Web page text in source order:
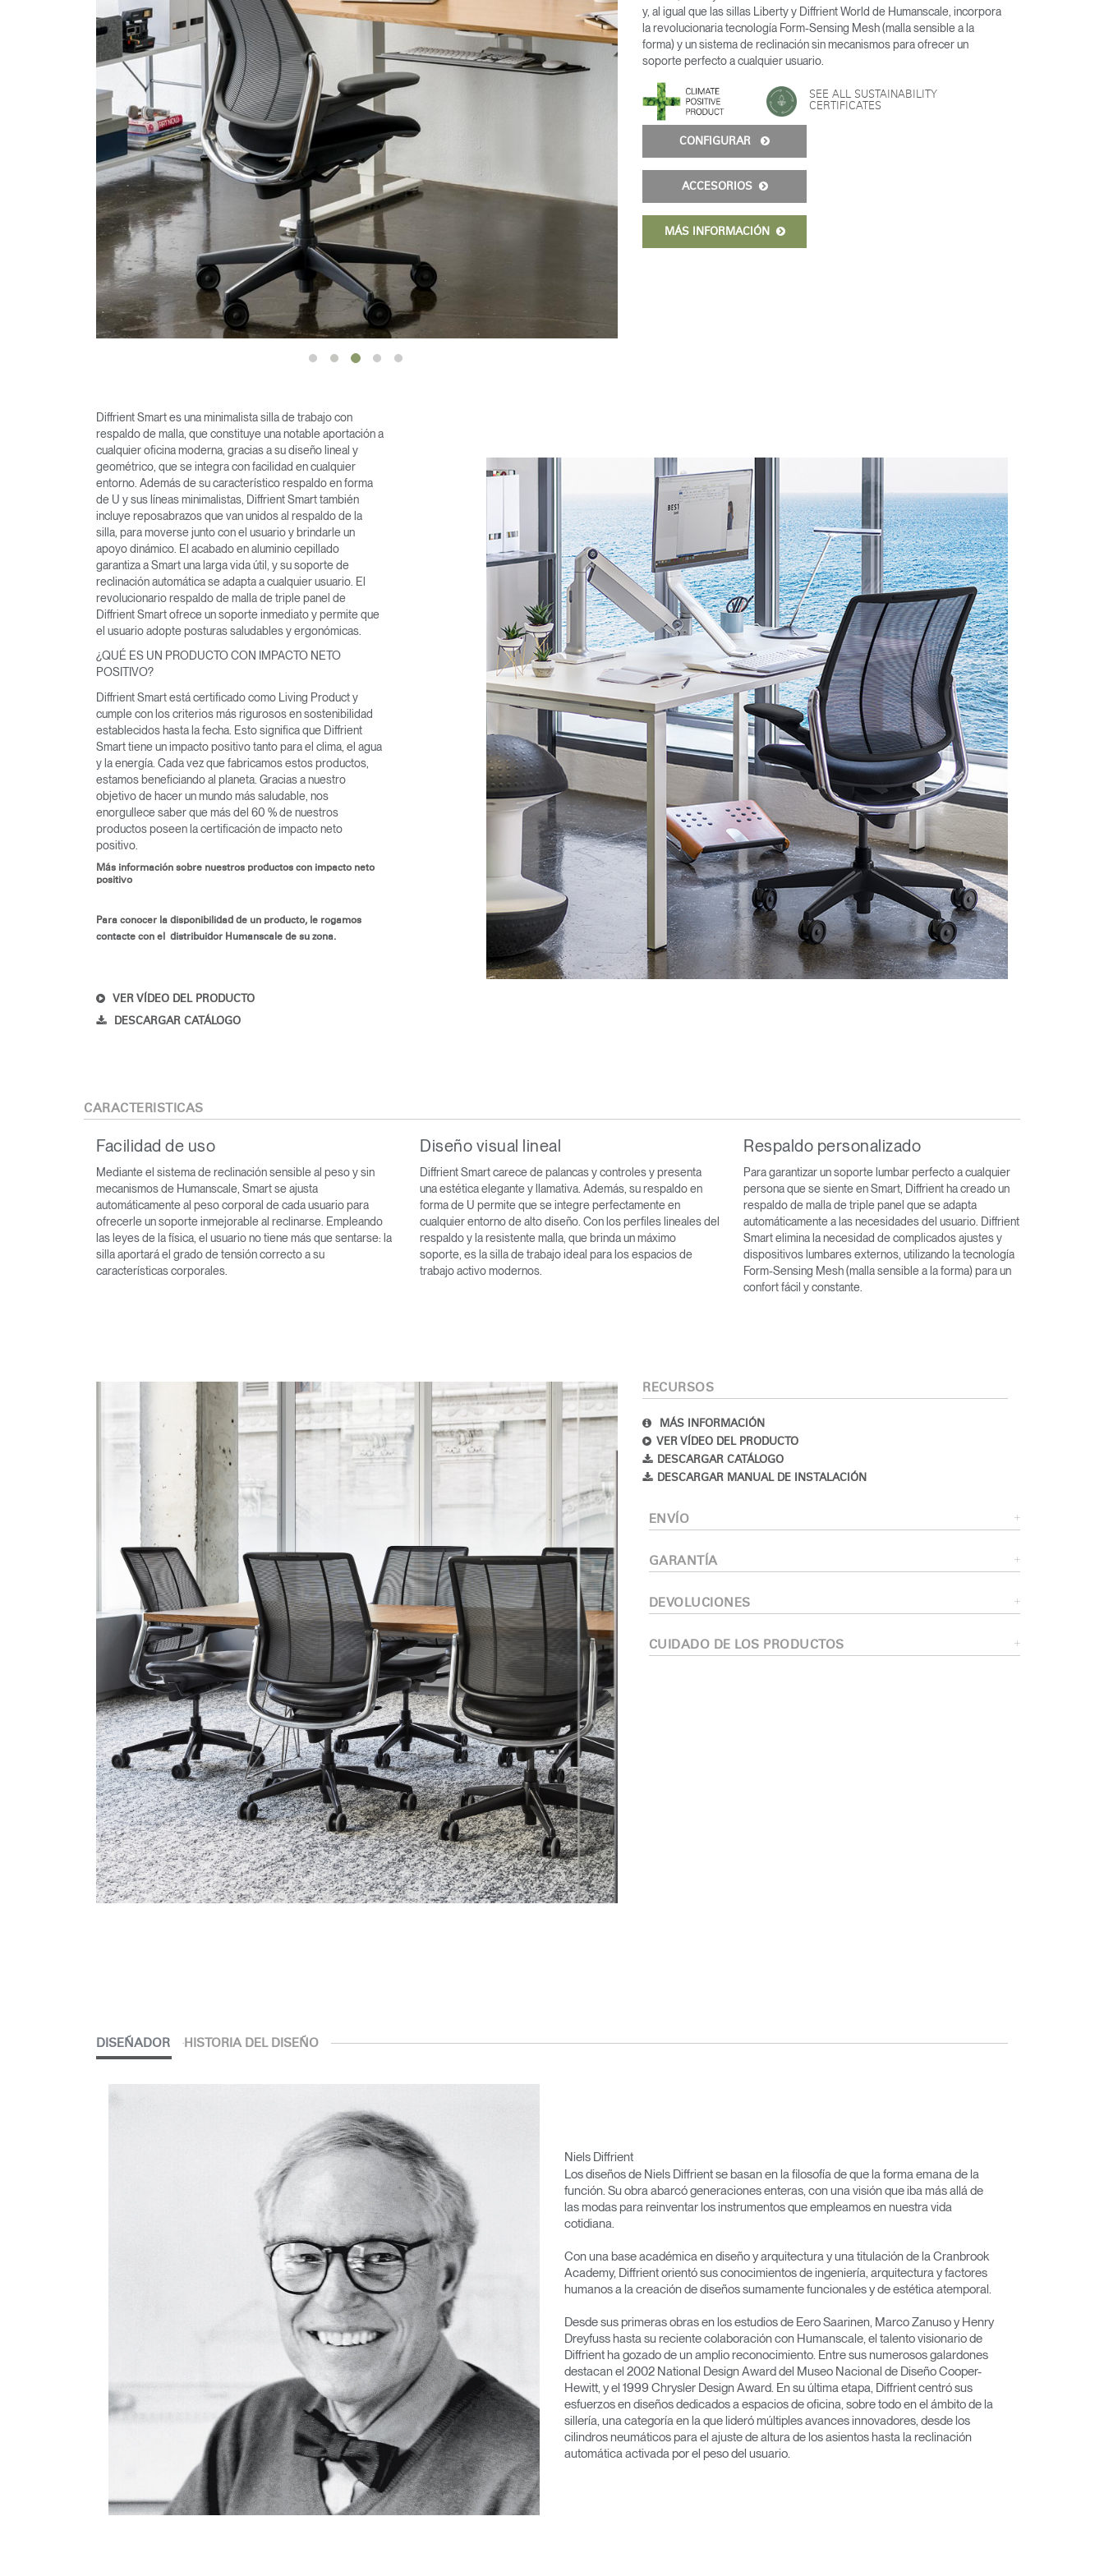
ORGANIZACIÓN DE CABLES
HERRAMIENTAS DE OFICINA ERGONÓMICAS
SILLAS OCEAN
Seleccione su ubicación
SIGN IN WITH SSO
¿Ha olvidado su contraseña?
España
Select
Region
¿Tiene un código de referencia?
ENTRAR
y, al igual que las sillas Liberty y Diffrient World de Humanscale, incorpora
la revolucionaria tecnología Form-Sensing Mesh (malla sensible a la
forma) y un sistema de reclinación sin mecanismos para ofrecer un
soporte perfecto a cualquier usuario.
SEE ALL SUSTAINABILITY
CERTIFICATES
CONFIGURAR
ACCESORIOS
MÁS INFORMACIÓN
Diffrient Smart es una minimalista silla de trabajo con
respaldo de malla, que constituye una notable aportación a
cualquier oficina moderna, gracias a su diseño lineal y
geométrico, que se integra con facilidad en cualquier
entorno. Además de su característico respaldo en forma
de U y sus líneas minimalistas, Diffrient Smart también
incluye reposabrazos que van unidos al respaldo de la
silla, para moverse junto con el usuario y brindarle un
apoyo dinámico. El acabado en aluminio cepillado
garantiza a Smart una larga vida útil, y su soporte de
reclinación automática se adapta a cualquier usuario. El
revolucionario respaldo de malla de triple panel de
Diffrient Smart ofrece un soporte inmediato y permite que
el usuario adopte posturas saludables y ergonómicas.
¿QUÉ ES UN PRODUCTO CON IMPACTO NETO
POSITIVO?
Diffrient Smart está certificado como Living Product y
cumple con los criterios más rigurosos en sostenibilidad
establecidos hasta la fecha. Esto significa que Diffrient
Smart tiene un impacto positivo tanto para el clima, el agua
y la energía. Cada vez que fabricamos estos productos,
estamos beneficiando al planeta. Gracias a nuestro
objetivo de hacer un mundo más saludable, nos
enorgullece saber que más del 60 % de nuestros
productos poseen la certificación de impacto neto
positivo.
Más información sobre nuestros productos con impacto neto
positivo
Para conocer la disponibilidad de un producto, le rogamos
contacte con el distribuidor Humanscale de su zona.
VER VÍDEO DEL PRODUCTO
DESCARGAR CATÁLOGO
CARACTERÍSTICAS
Facilidad de uso
Mediante el sistema de reclinación sensible al peso y sin
mecanismos de Humanscale, Smart se ajusta
automáticamente al peso corporal de cada usuario para
ofrecerle un soporte inmejorable al reclinarse. Empleando
las leyes de la física, el usuario no tiene más que sentarse: la
silla aportará el grado de tensión correcto a su
características corporales.
Diseño visual lineal
Diffrient Smart carece de palancas y controles y presenta
una estética elegante y llamativa. Además, su respaldo en
forma de U permite que se integre perfectamente en
cualquier entorno de alto diseño. Con los perfiles lineales del
respaldo y la resistente malla, que brinda un máximo
soporte, es la silla de trabajo ideal para los espacios de
trabajo activo modernos.
Respaldo personalizado
Para garantizar un soporte lumbar perfecto a cualquier
persona que se siente en Smart, Diffrient ha creado un
respaldo de malla de triple panel que se adapta
automáticamente a las necesidades del usuario. Diffrient
Smart elimina la necesidad de complicados ajustes y
dispositivos lumbares externos, utilizando la tecnología
Form-Sensing Mesh (malla sensible a la forma) para un
confort fácil y constante.
RECURSOS
MÁS INFORMACIÓN
VER VÍDEO DEL PRODUCTO
DESCARGAR CATÁLOGO
DESCARGAR MANUAL DE INSTALACIÓN
ENVÍO
GARANTÍA
DEVOLUCIONES
CUIDADO DE LOS PRODUCTOS
DISEÑADOR HISTORIA DEL DISEÑO
Niels Diffrient
Los diseños de Niels Diffrient se basan en la filosofía de que la forma emana de la
función. Su obra abarcó generaciones enteras, con una visión que iba más allá de
las modas para reinventar los instrumentos que empleamos en nuestra vida
cotidiana.
Con una base académica en diseño y arquitectura y una titulación de la Cranbrook
Academy, Diffrient orientó sus conocimientos de ingeniería, arquitectura y factores
humanos a la creación de diseños sumamente funcionales y de estética atemporal.
Desde sus primeras obras en los estudios de Eero Saarinen, Marco Zanuso y Henry
Dreyfuss hasta su reciente colaboración con Humanscale, el talento visionario de
Diffrient ha gozado de un amplio reconocimiento. Entre sus numerosos galardones
destacan el 2002 National Design Award del Museo Nacional de Diseño Cooper-
Hewitt, y el 1999 Chrysler Design Award. En su última etapa, Diffrient centró sus
esfuerzos en diseños dedicados a espacios de oficina, sobre todo en el ámbito de la
sillería, una categoría en la que lideró múltiples avances innovadores, desde los
cilindros neumáticos para el ajuste de altura de los asientos hasta la reclinación
automática activada por el peso del usuario.